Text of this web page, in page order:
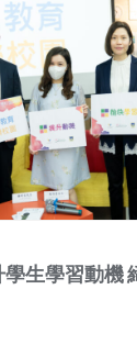
生學習動機